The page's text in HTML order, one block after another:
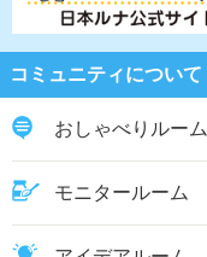
コミュニティについて
おしゃべりルーム
モニタールーム